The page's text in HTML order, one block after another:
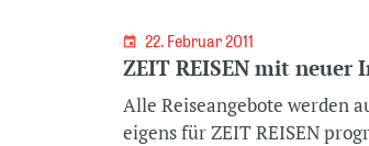
22. Februar 2011
ZEIT REISEN mit neuer
Alle Reiseangebote werden
eigens für ZEIT REISEN